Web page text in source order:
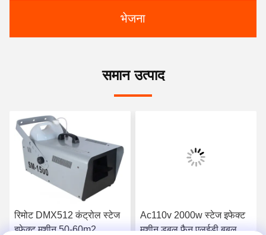
भेजना
समान उत्पाद
रिमोट DMX512 कंट्रोल स्टेज
इफेक्ट मशीन 50-60m2
Ac110v 2000w स्टेज इफेक्ट
मशीन डबल फैन एलईडी बबल